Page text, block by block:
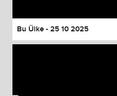
Bu Ülke - 25 10 2025